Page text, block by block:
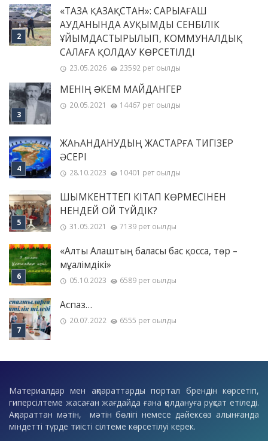
«ТАЗА ҚАЗАҚСТАН»: САРЫАҒАШ
АУДАНЫНДА АУҚЫМДЫ СЕНБІЛІК
ҰЙЫМДАСТЫРЫЛЫП, КОММУНАЛДЫҚ
САЛАҒА ҚОЛДАУ КӨРСЕТІЛДІ
23.05.2026 23592 рет оқылды
МЕНІҢ ƏКЕМ МАЙДАНГЕР
20.05.2021 14467 рет оқылды
ЖАҺАНДАНУДЫҢ ЖАСТАРҒА ТИГІЗЕР
ӘСЕРІ
28.10.2023 10401 рет оқылды
ШЫМКЕНТТЕГІ КІТАП КӨРМЕСІНЕН
НЕНДЕЙ ОЙ ТҮЙДІК?
31.05.2021 7139 рет оқылды
«Алты Алаштың баласы бас қосса, төр –
мұғалімдікі»
05.10.2023 6589 рет оқылды
Аспаз…
20.07.2022 6555 рет оқылды
Материалдар мен ақпараттарды портал брендін көрсетіп,
гиперсілтеме жасаған жағдайда ғана қолдануға рұқсат етіледі.
Ақпараттан мәтін, мәтін бөлігі немесе дәйексөз алынғанда
міндетті түрде тиісті сілтеме көрсетілуі керек.